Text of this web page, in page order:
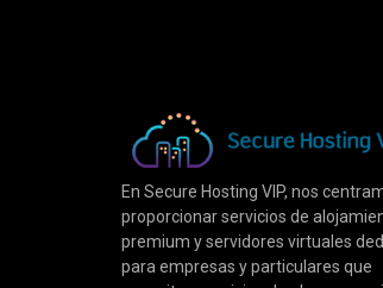
En Secure Hosting VIP, nos
proporcionar servicios de
premium y servidores virtuales
para empresas y particulares que